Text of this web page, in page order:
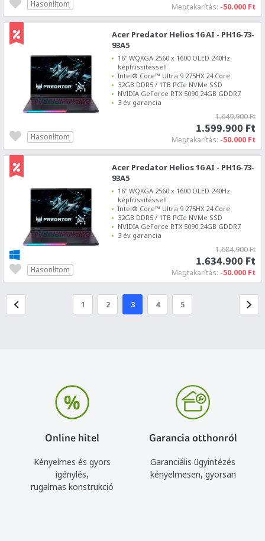
Megtakarítás: -50.000 Ft
Hasonlítom
Acer Predator Helios 16 AI - PH16-73-
93A5
16" WQXGA 2560 x 1600 OLED 240Hz
képfrissítéssel!
Intel® Core™ Ultra 9 275HX 24 Core
32GB DDR5 / 1TB PCIe NVMe SSD
NVIDIA GeForce RTX 5090 24GB GDDR7
3 év garancia
1.649.900 Ft
1.599.900 Ft
Megtakarítás: -50.000 Ft
Hasonlítom
Acer Predator Helios 16 AI - PH16-73-
93A5
16" WQXGA 2560 x 1600 OLED 240Hz
képfrissítéssel!
Intel® Core™ Ultra 9 275HX 24 Core
32GB DDR5 / 1TB PCIe NVMe SSD
NVIDIA GeForce RTX 5090 24GB GDDR7
3 év garancia
1.684.900 Ft
1.634.900 Ft
Megtakarítás: -50.000 Ft
Hasonlítom
1 2 3 4 5
Online hitel
Kényelmes és gyors
igénylés,
rugalmas konstrukció
Garancia otthonról
Garanciális ügyintézés
kényelmesen, gyorsan